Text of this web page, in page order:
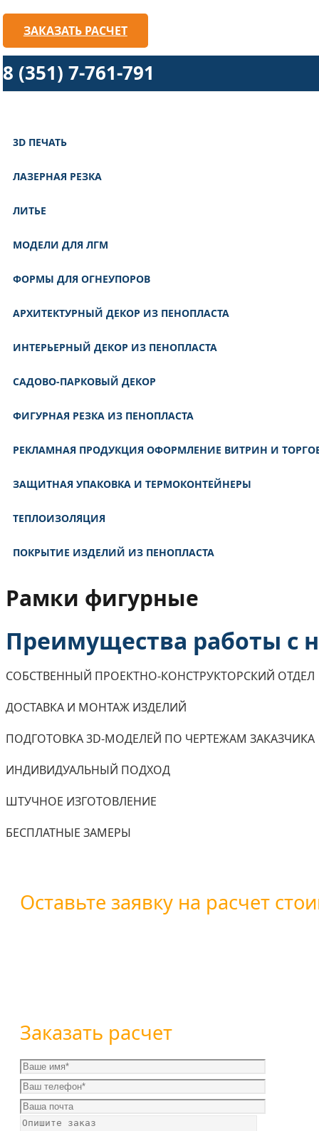
ЗАКАЗАТЬ РАСЧЕТ
8 (351) 7-761-791
3D ПЕЧАТЬ
ЛАЗЕРНАЯ РЕЗКА
ЛИТЬЕ
МОДЕЛИ ДЛЯ ЛГМ
ФОРМЫ ДЛЯ ОГНЕУПОРОВ
АРХИТЕКТУРНЫЙ ДЕКОР ИЗ ПЕНОПЛАСТА
ИНТЕРЬЕРНЫЙ ДЕКОР ИЗ ПЕНОПЛАСТА
САДОВО-ПАРКОВЫЙ ДЕКОР
ФИГУРНАЯ РЕЗКА ИЗ ПЕНОПЛАСТА
РЕКЛАМНАЯ ПРОДУКЦИЯ ОФОРМЛЕНИЕ ВИТРИН И
ЗАЩИТНАЯ УПАКОВКА И ТЕРМОКОНТЕЙНЕРЫ
ТЕПЛОИЗОЛЯЦИЯ
ПОКРЫТИЕ ИЗДЕЛИЙ ИЗ ПЕНОПЛАСТА
Рамки фигурные
Преимущества работы с
СОБСТВЕННЫЙ ПРОЕКТНО-КОНСТРУКТОРСКИЙ ОТДЕЛ
ДОСТАВКА И МОНТАЖ ИЗДЕЛИЙ
ПОДГОТОВКА 3D-МОДЕЛЕЙ ПО ЧЕРТЕЖАМ ЗАКАЗЧИКА
ИНДИВИДУАЛЬНЫЙ ПОДХОД
ШТУЧНОЕ ИЗГОТОВЛЕНИЕ
БЕСПЛАТНЫЕ ЗАМЕРЫ
Оставьте заявку на расчет
Заказать расчет